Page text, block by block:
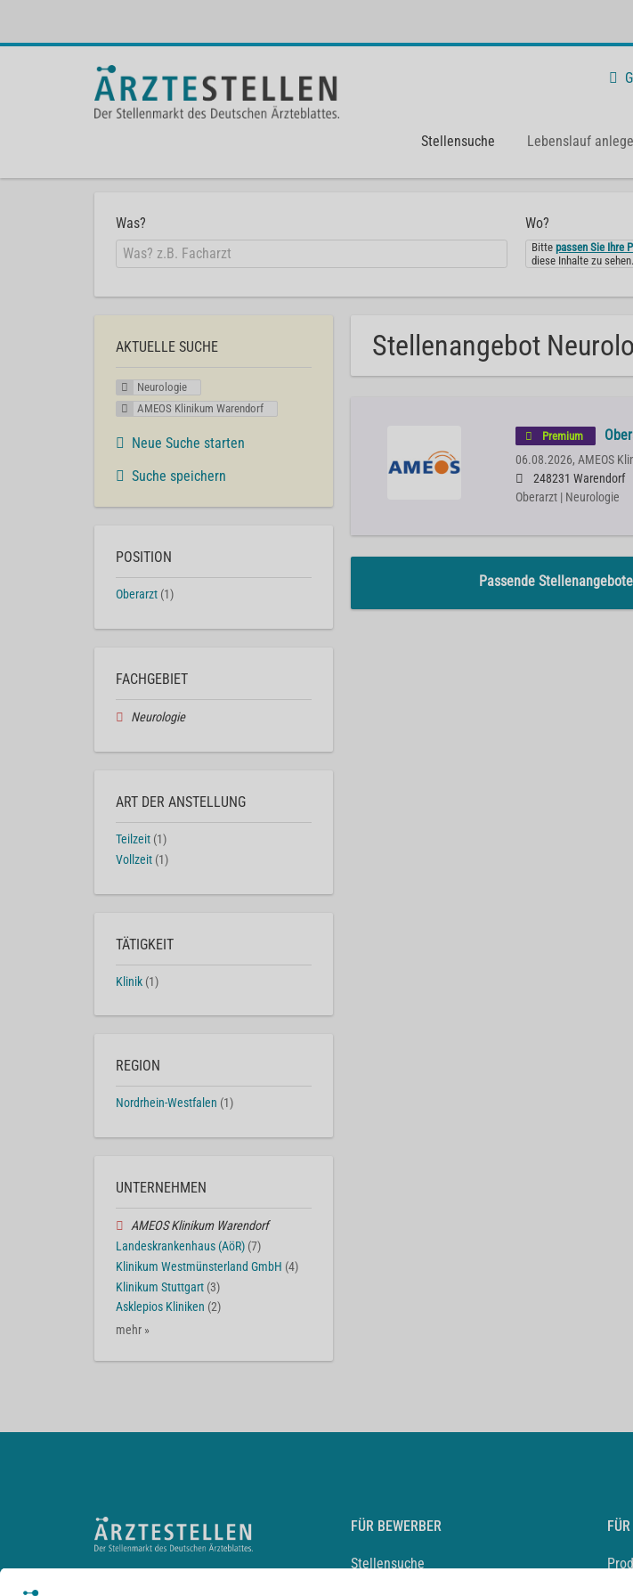
Stellensuche Lebenslauf
Was? Wo?
Bittepassen Sie Ihre
diese Inhalte zu sehen.
Stellenangebot
Premium
06.08.2026, AMEOS
248231 Warendorf
Oberarzt | Neurologie
Passende
AKTUELLE SUCHE
Neurologie
AMEOS Klinikum Warendorf
Neue Suche starten
Suche speichern
POSITION
Oberarzt (1)
FACHGEBIET
Neurologie
ART DER ANSTELLUNG
Teilzeit (1)
Vollzeit (1)
TÄTIGKEIT
Klinik (1)
REGION
Nordrhein-Westfalen (1)
UNTERNEHMEN
AMEOS Klinikum Warendorf
Landeskrankenhaus (AöR) (7)
Klinikum Westmünsterland GmbH (4)
Klinikum Stuttgart (3)
Asklepios Kliniken (2)
mehr »
FÜR BEWERBER
Stellensuche